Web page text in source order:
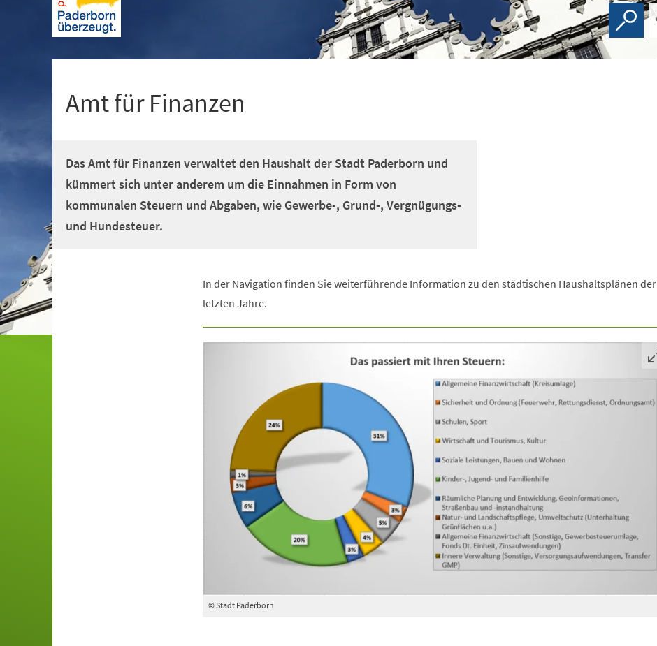
Amt für Finanzen
Das Amt für Finanzen verwaltet den Haushalt der Stadt Paderborn und
kümmert sich unter anderem um die Einnahmen in Form von
kommunalen Steuern und Abgaben, wie Gewerbe-, Grund-, Vergnügungs-
und Hundesteuer.
In der Navigation finden Sie weiterführende Information zu den städtischen Haushaltsplänen der
letzten Jahre.
© Stadt Paderborn